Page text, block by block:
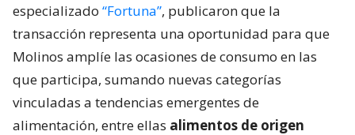
especializado “Fortuna”, publicaron que la
transacción representa una oportunidad para que
Molinos amplíe las ocasiones de consumo en las
que participa, sumando nuevas categorías
vinculadas a tendencias emergentes de
alimentación, entre ellas alimentos de origen